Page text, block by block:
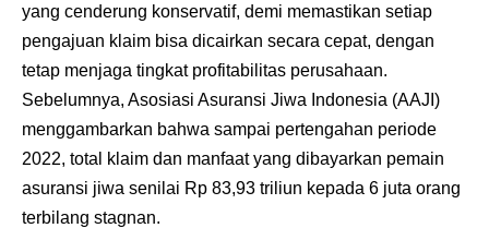
yang cenderung konservatif, demi memastikan setiap
pengajuan klaim bisa dicairkan secara cepat, dengan
tetap menjaga tingkat profitabilitas perusahaan.
Sebelumnya, Asosiasi Asuransi Jiwa Indonesia (AAJI)
menggambarkan bahwa sampai pertengahan periode
2022, total klaim dan manfaat yang dibayarkan pemain
asuransi jiwa senilai Rp 83,93 triliun kepada 6 juta orang
terbilang stagnan.